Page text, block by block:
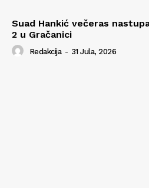
Suad Hankić večeras
2 u Gračanici
Redakcija - 31 Jula, 2026